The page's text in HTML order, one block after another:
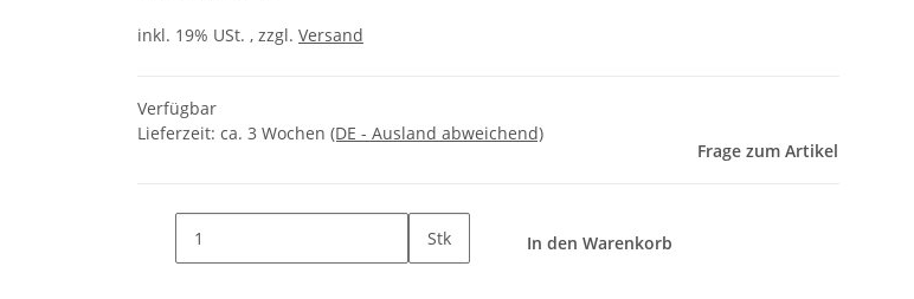
inkl. 19% USt. , zzgl. Versand
Verfügbar
Lieferzeit: ca. 3 Wochen (DE - Ausland abweichend)
Frage zum Artikel
Stk In den Warenkorb